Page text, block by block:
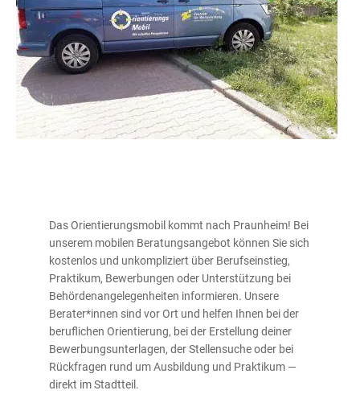
Das Orientierungsmobil kommt nach Praunheim! Bei
unserem mobilen Beratungsangebot können Sie sich
kostenlos und unkompliziert über Berufseinstieg,
Praktikum, Bewerbungen oder Unterstützung bei
Behördenangelegenheiten informieren. Unsere
Berater*innen sind vor Ort und helfen Ihnen bei der
beruflichen Orientierung, bei der Erstellung deiner
Bewerbungsunterlagen, der Stellensuche oder bei
Rückfragen rund um Ausbildung und Praktikum —
direkt im Stadtteil.